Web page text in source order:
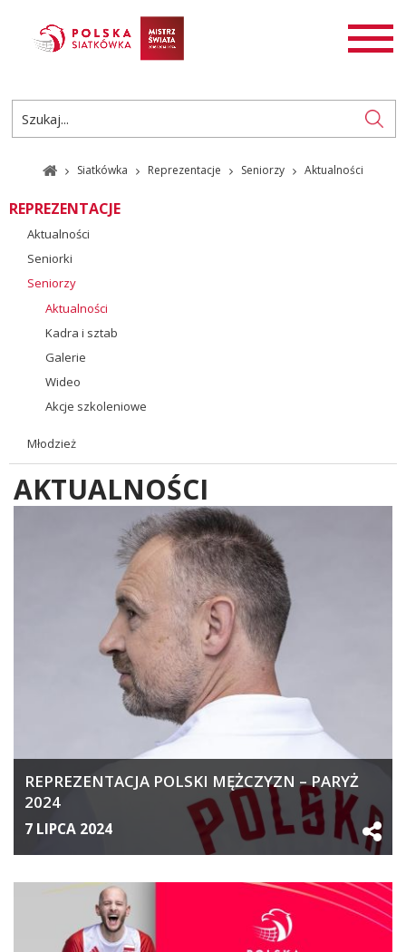
AKTUALNOŚCI
ROZGRYWKI
PL EN
Siatkówka Reprezentacje Seniorzy Aktualności
REPREZENTACJE
Aktualności
Seniorki
Seniorzy
Aktualności
Kadra i sztab
Galerie
Wideo
Akcje szkoleniowe
Młodzież
AKTUALNOŚCI
REPREZENTACJA POLSKI MĘŻCZYZN – PARYŻ
2024
7 LIPCA 2024